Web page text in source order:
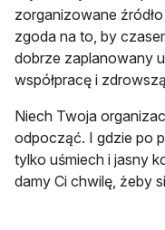
zorganizowane
zgoda na to, by
dobrze zaplanowany
współpracę i
Niech Twoja
odpocząć. I gdzie po
tylko uśmiech i jasny
damy Ci chwilę, żeby